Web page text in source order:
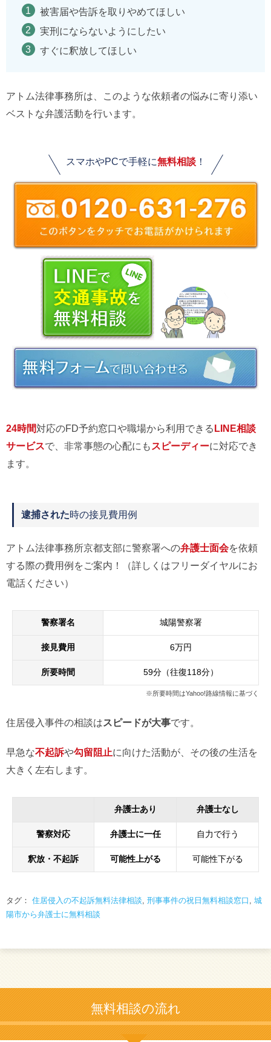
被害届や告訴を取りやめてほしい
実刑にならないようにしたい
すぐに釈放してほしい
アトム法律事務所は、このような依頼者の悩みに寄り添い
ベストな弁護活動を行います。
スマホやPCで手軽に無料相談！
24時間対応のFD予約窓口や職場から利用できるLINE相談
サービスで、非常事態の心配にも スピーディーに対応でき
ます。
逮捕された時の接見費用例
アトム法律事務所京都支部に警察署への弁護士面会を依頼
する際の費用例をご案内！（詳しくはフリーダイヤルにお
電話ください）
警察署名 城陽警察署
接見費用 6万円
所要時間 59分（往復118分）
※所要時間はYahoo!路線情報に基づく
住居侵入事件の相談はスピードが大事です。
早急な不起訴や勾留阻止に向けた活動が、その後の生活を
大きく左右します。
弁護士あり 弁護士なし
警察対応 弁護士に一任 自力で行う
釈放・不起訴 可能性上がる 可能性下がる
タグ： 住居侵入の不起訴無料法律相談, 刑事事件の祝日無料相談窓口 , 城
陽市から弁護士に無料相談
無料相談の流れ